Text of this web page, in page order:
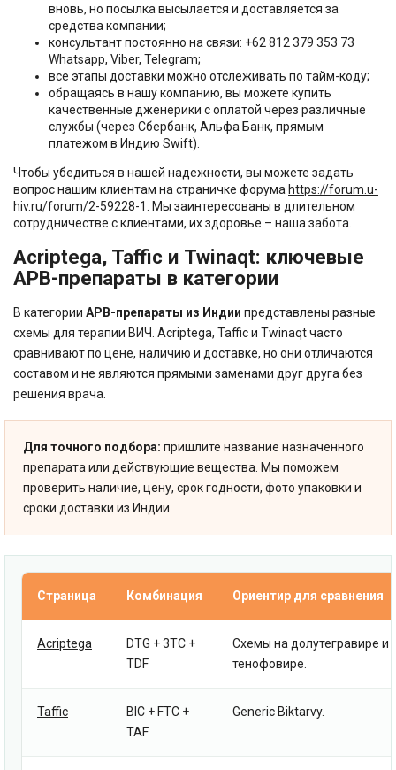
вновь, но посылка высылается и доставляется за
средства компании;
консультант постоянно на связи: +62 812 379 353 73
Whatsapp, Viber, Telegram;
все этапы доставки можно отслеживать по тайм-коду;
обращаясь в нашу компанию, вы можете купить
качественные дженерики с оплатой через различные
службы (через Сбербанк, Альфа Банк, прямым
платежом в Индию Swift).
Чтобы убедиться в нашей надежности, вы можете задать
вопрос нашим клиентам на страничке форума https://forum.u-
hiv.ru/forum/2-59228-1
. Мы заинтересованы в длительном
сотрудничестве с клиентами, их здоровье – наша забота.
Acriptega, Taffic и Twinaqt: ключевые
АРВ-препараты в категории
В категории АРВ-препараты из Индии представлены разные
схемы для терапии ВИЧ. Acriptega, Taffic и Twinaqt часто
сравнивают по цене, наличию и доставке, но они отличаются
составом и не являются прямыми заменами друг друга без
решения врача.
Для точного подбора: пришлите название назначенного
препарата или действующие вещества. Мы поможем
проверить наличие, цену, срок годности, фото упаковки и
сроки доставки из Индии.
Страница Комбинация Ориентир для сравнения
Acriptega
DTG + 3TC +
TDF
Схемы на долутегравире и
тенофовире.
Taffic
BIC + FTC +
TAF
Generic Biktarvy.